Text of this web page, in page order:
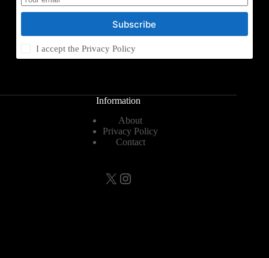
Subscribe
I accept thePrivacy Policy
Information
About
Privacy Policy
Contact
X Instagram